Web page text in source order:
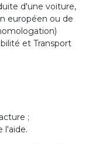
d'une voiture,
européen ou de
et Transport
;
l'aide.